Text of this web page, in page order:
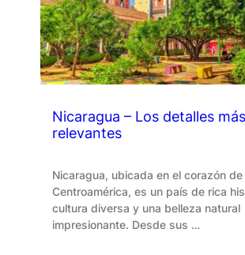
Nicaragua – Los detalles más
relevantes
Nicaragua, ubicada en el corazón de
Centroamérica, es un país de rica
cultura diversa y una belleza natural
impresionante. Desde sus …